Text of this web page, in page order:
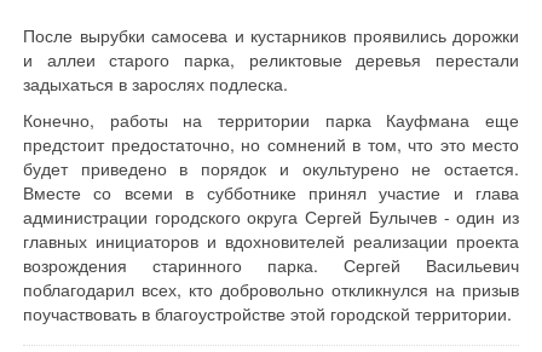
После вырубки самосева и кустарников проявились дорожки
и аллеи старого парка, реликтовые деревья перестали
задыхаться в зарослях подлеска.
Конечно, работы на территории парка Кауфмана еще
предстоит предостаточно, но сомнений в том, что это место
будет приведено в порядок и окультурено не остается.
Вместе со всеми в субботнике принял участие и глава
администрации городского округа Сергей Булычев - один из
главных инициаторов и вдохновителей реализации проекта
возрождения старинного парка. Сергей Васильевич
поблагодарил всех, кто добровольно откликнулся на призыв
поучаствовать в благоустройстве этой городской территории.